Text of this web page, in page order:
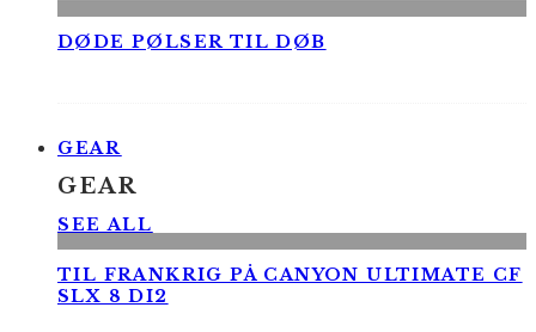
DØDE PØLSER TIL DØB
GEAR
GEAR
SEE ALL
TIL FRANKRIG PÅ CANYON ULTIMATE CF
SLX 8 DI2